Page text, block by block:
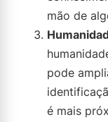
mão de
pode
é mais